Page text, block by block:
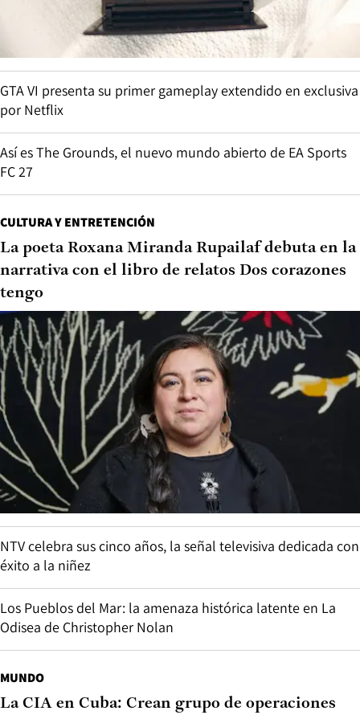
GTA VI presenta su primer gameplay extendido en exclusiva
por Netflix
Así es The Grounds, el nuevo mundo abierto de EA Sports
FC 27
CULTURA Y ENTRETENCIÓN
La poeta Roxana Miranda Rupailaf debuta en la
narrativa con el libro de relatos Dos corazones
tengo
NTV celebra sus cinco años, la señal televisiva dedicada con
éxito a la niñez
Los Pueblos del Mar: la amenaza histórica latente en La
Odisea de Christopher Nolan
MUNDO
La CIA en Cuba: Crean grupo de operaciones